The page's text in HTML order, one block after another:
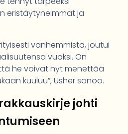
eristäytyneimmät ja
vanhemmista, joutui
vuoksi. On
he voivat nyt menettää
kuuluu”, Usher sanoo.
johti